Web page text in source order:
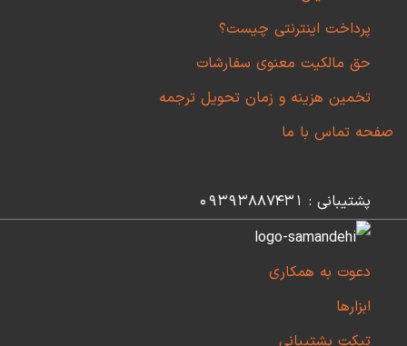
پرداخت اینترنتی چیست؟
حق مالکیت معنوی سفارشات
تخمین هزینه و زمان تحویل ترجمه
صفحه تماس با ما
پشتیبانی : 09393887431
دعوت به همکاری
ابزارها
تیکت پشتیبانی